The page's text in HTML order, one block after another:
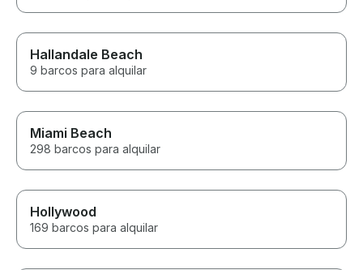
Hallandale Beach
9 barcos para alquilar
Miami Beach
298 barcos para alquilar
Hollywood
169 barcos para alquilar